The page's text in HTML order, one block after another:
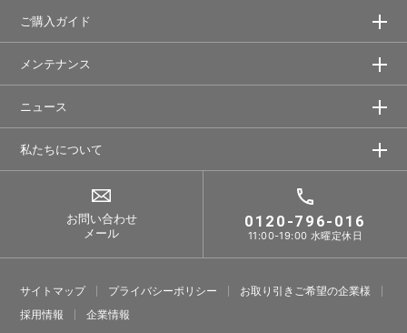
ご購入ガイド
メンテナンス
ニュース
私たちについて
お問い合わせ
メール
0120-796-016
11:00-19:00 水曜定休日
サイトマップ プライバシーポリシー
お取り引きご希望の企業様
採⽤情報
企業情報